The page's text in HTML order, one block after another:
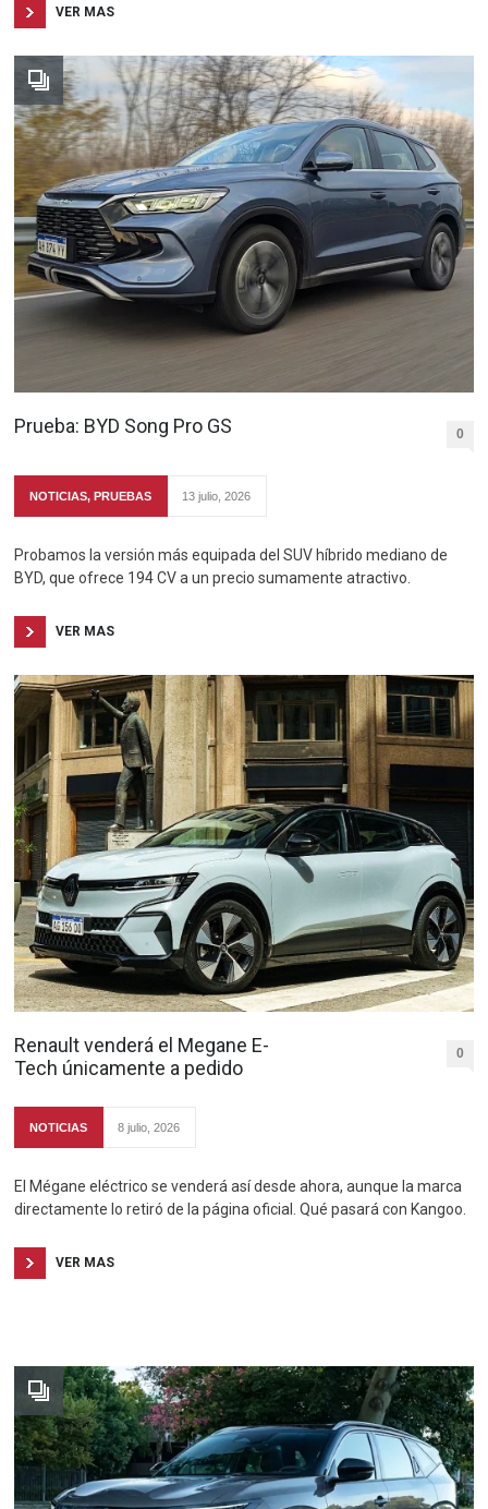
VER MAS
Prueba: BYD Song Pro GS 0
NOTICIAS, PRUEBAS 13 julio, 2026
Probamos la versión más equipada del SUV híbrido mediano de
BYD, que ofrece 194 CV a un precio sumamente atractivo.
VER MAS
Renault venderá el Megane E-
Tech únicamente a pedido
0
NOTICIAS 8 julio, 2026
El Mégane eléctrico se venderá así desde ahora, aunque la marca
directamente lo retiró de la página oficial. Qué pasará con Kangoo.
VER MAS